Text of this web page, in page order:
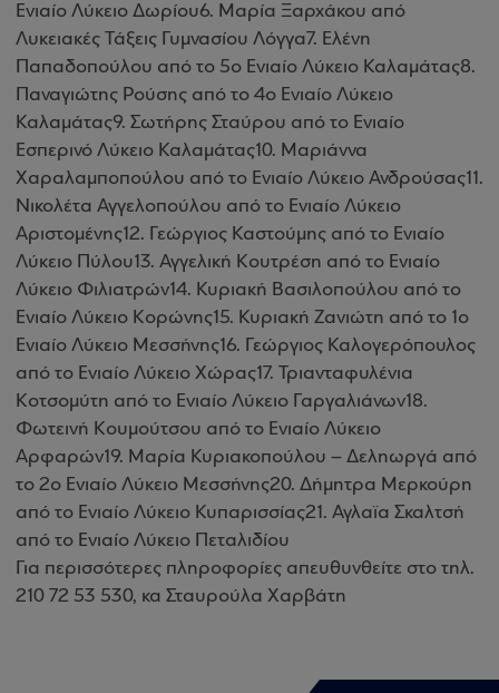
Ενιαίο Λύκειο Δωρίου6. Μαρία Ξαρχάκου από
Λυκειακές Τάξεις Γυμνασίου Λόγγα7. Ελένη
Παπαδοπούλου από το 5ο Ενιαίο Λύκειο Καλαμάτας8.
Παναγιώτης Ρούσης από το 4ο Ενιαίο Λύκειο
Καλαμάτας9. Σωτήρης Σταύρου από το Ενιαίο
Εσπερινό Λύκειο Καλαμάτας10. Μαριάννα
Χαραλαμποπούλου από το Ενιαίο Λύκειο Ανδρούσας11.
Νικολέτα Αγγελοπούλου από το Ενιαίο Λύκειο
Αριστομένης12. Γεώργιος Καστούμης από το Ενιαίο
Λύκειο Πύλου13. Αγγελική Κουτρέση από το Ενιαίο
Λύκειο Φιλιατρών14. Κυριακή Βασιλοπούλου από το
Ενιαίο Λύκειο Κορώνης15. Κυριακή Ζανιώτη από το 1ο
Ενιαίο Λύκειο Μεσσήνης16. Γεώργιος Καλογερόπουλος
από το Ενιαίο Λύκειο Χώρας17. Τριανταφυλένια
Κοτσομύτη από το Ενιαίο Λύκειο Γαργαλιάνων18.
Φωτεινή Κουμούτσου από το Ενιαίο Λύκειο
Αρφαρών19. Μαρία Κυριακοπούλου – Δεληωργά από
το 2ο Ενιαίο Λύκειο Μεσσήνης20. Δήμητρα Μερκούρη
από το Ενιαίο Λύκειο Κυπαρισσίας21. Αγλαϊα Σκαλτσή
από το Ενιαίο Λύκειο Πεταλιδίου
Για περισσότερες πληροφορίες απευθυνθείτε στο τηλ.
210 72 53 530, κα Σταυρούλα Χαρβάτη